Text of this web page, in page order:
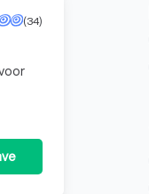
(34)